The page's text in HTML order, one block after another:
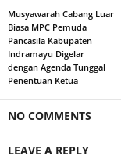
Musyawarah Cabang Luar
Biasa MPC Pemuda
Pancasila Kabupaten
Indramayu Digelar
dengan Agenda Tunggal
Penentuan Ketua
NO COMMENTS
LEAVE A REPLY